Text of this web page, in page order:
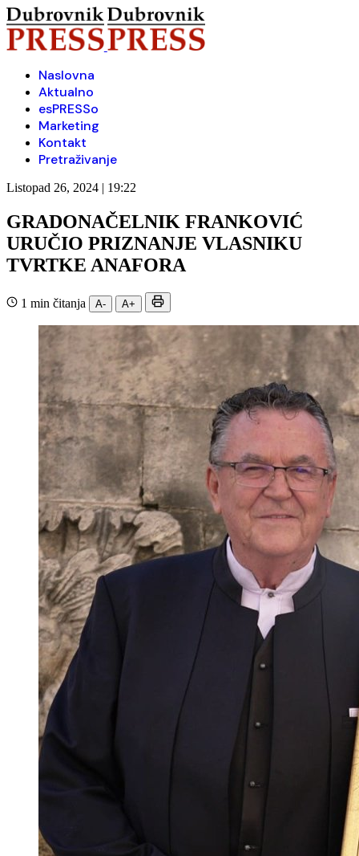
Naslovna
Aktualno
esPRESSo
Marketing
Kontakt
Pretraživanje
Listopad 26, 2024 | 19:22
GRADONAČELNIK FRANKOVIĆ
URUČIO PRIZNANJE VLASNIKU
TVRTKE ANAFORA
1 min čitanja A- A+